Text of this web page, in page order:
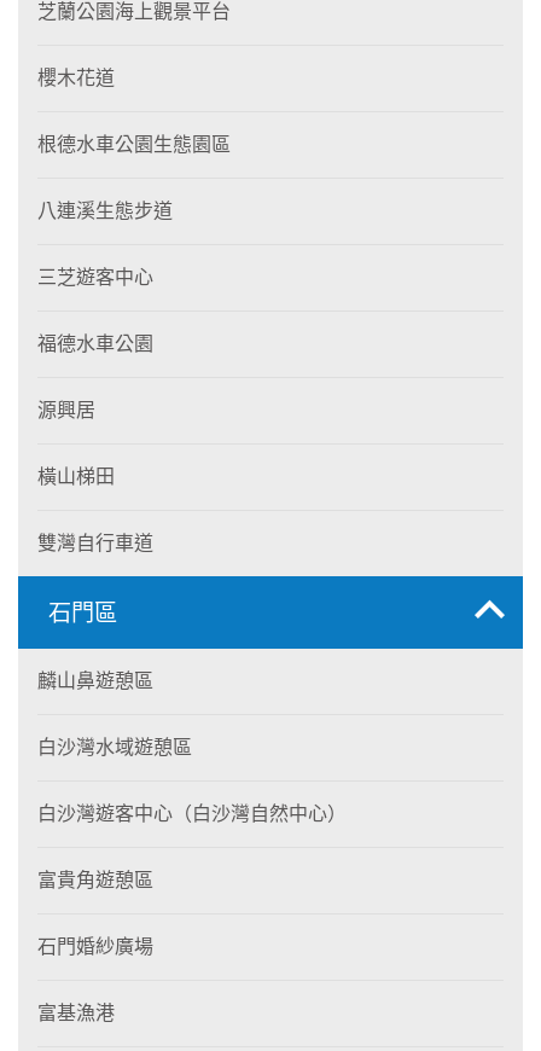
芝蘭公園海上觀景平台
櫻木花道
根德水車公園生態園區
八連溪生態步道
三芝遊客中心
福德水車公園
源興居
橫山梯田
雙灣自行車道
石門區
麟山鼻遊憩區
白沙灣水域遊憩區
白沙灣遊客中心（白沙灣自然中心）
富貴角遊憩區
石門婚紗廣場
富基漁港